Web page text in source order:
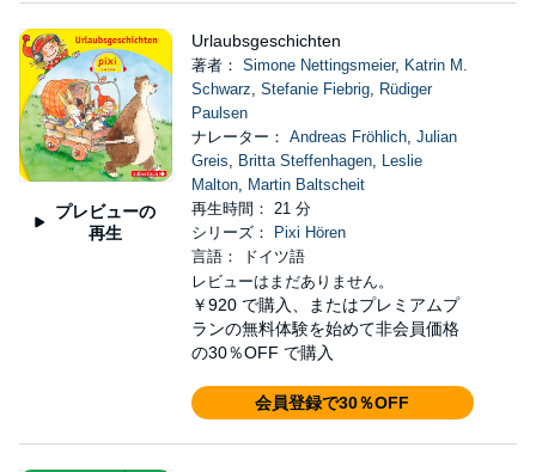
プレビューの
再生
Urlaubsgeschichten
著者： Simone Nettingsmeier, Katrin M.
Schwarz, Stefanie Fiebrig, Rüdiger
Paulsen
ナレーター： Andreas Fröhlich, Julian
Greis, Britta Steffenhagen, Leslie
Malton, Martin Baltscheit
再生時間： 21 分
シリーズ：
Pixi Hören
言語： ドイツ語
レビューはまだありません。
￥920 で購入、またはプレミアムプ
ランの無料体験を始めて非会員価格
の30％OFF で購入
会員登録で30％OFF